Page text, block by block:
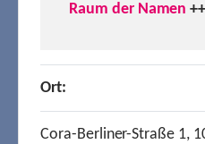
Raum der Namen
Ort:
Cora-Berliner-Straße 1,